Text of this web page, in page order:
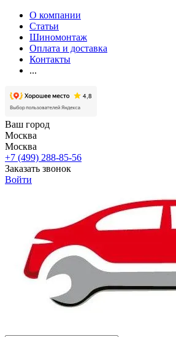
О компании
Статьи
Шиномонтаж
Оплата и доставка
Контакты
...
Ваш город
Москва
Москва
+7 (499) 288-85-56
Заказать звонок
Войти